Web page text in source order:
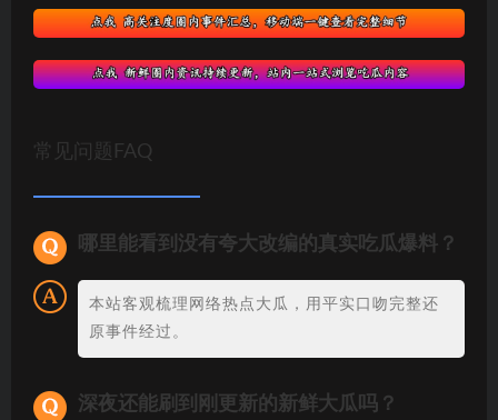
常见问题FAQ
哪里能看到没有夸大改编的真实吃瓜爆料？
本站客观梳理网络热点大瓜，用平实口吻完整还
原事件经过。
深夜还能刷到刚更新的新鲜大瓜吗？